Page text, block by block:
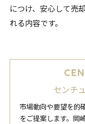
につけ、安心して売
れる内容です。
センチ
市場動向や要望を的
をご提案します。岡